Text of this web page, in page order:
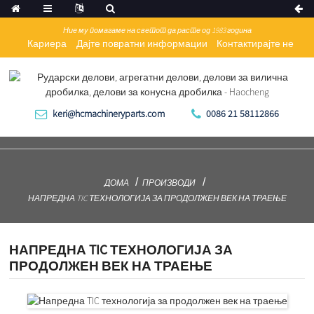
Ние му помагаме на светот да расте од 1983 година
Кариера Дајте повратни информации Контактирајте не
keri@hcmachineryparts.com 0086 21 58112866
ДОМА
ПРОИЗВОДИ
НАПРЕДНА TIC ТЕХНОЛОГИЈА ЗА ПРОДОЛЖЕН ВЕК НА ТРАЕЊЕ
НАПРЕДНА TIC ТЕХНОЛОГИЈА ЗА
ПРОДОЛЖЕН ВЕК НА ТРАЕЊЕ